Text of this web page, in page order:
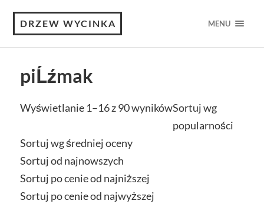
DRZEW WYCINKA MENU
piĹźmak
Wyświetlanie 1–16 z 90 wynikówSortuj wg
popularności
Sortuj wg średniej oceny
Sortuj od najnowszych
Sortuj po cenie od najniższej
Sortuj po cenie od najwyższej